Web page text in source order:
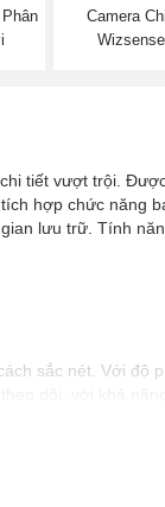
Camera
Wizsense
tiết vượt trội.
hợp chức năng
lưu trữ. Tính
sắc nét. Với độ